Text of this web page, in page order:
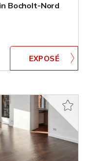
Bocholt-Nord